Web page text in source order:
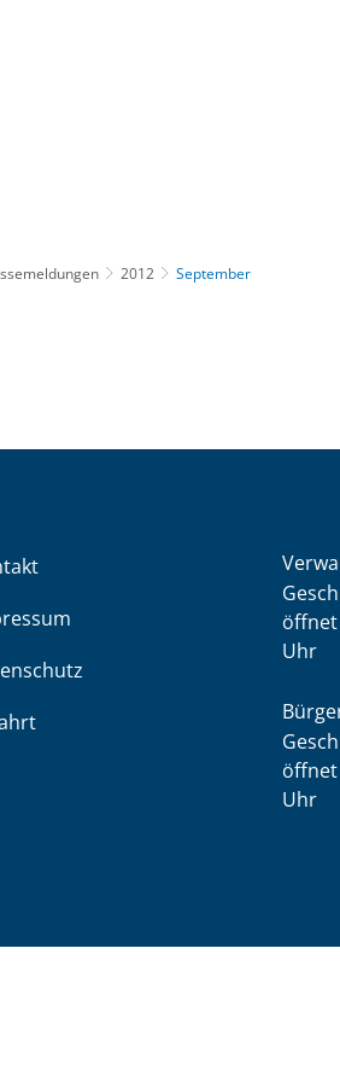
2012 September
öffnet
Uhr
öffnet
Uhr